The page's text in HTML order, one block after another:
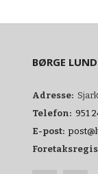
BØRGE
Adresse:
Telefon: 951
E-post: